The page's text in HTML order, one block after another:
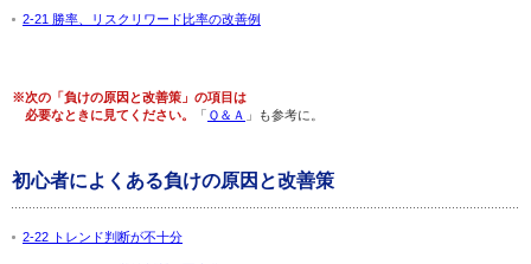
2-21 勝率、リスクリワード比率の改善例
※次の「負けの原因と改善策」の項目は
必要なときに見てください。
「 Ｑ＆Ａ 」も参考に。
初心者によくある負けの原因と改善策
2-22 トレンド判断が不十分